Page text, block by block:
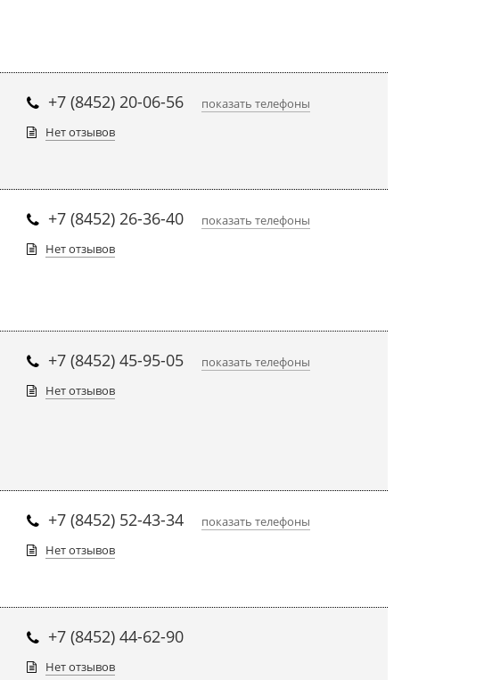
+7 (8452) 20-06-56
показать телефоны
Нет отзывов
+7 (8452) 26-36-40
показать телефоны
Нет отзывов
+7 (8452) 45-95-05
показать телефоны
Нет отзывов
+7 (8452) 52-43-34
показать телефоны
Нет отзывов
+7 (8452) 44-62-90
Нет отзывов